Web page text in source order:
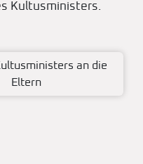
Kultusministers.
an die
Eltern